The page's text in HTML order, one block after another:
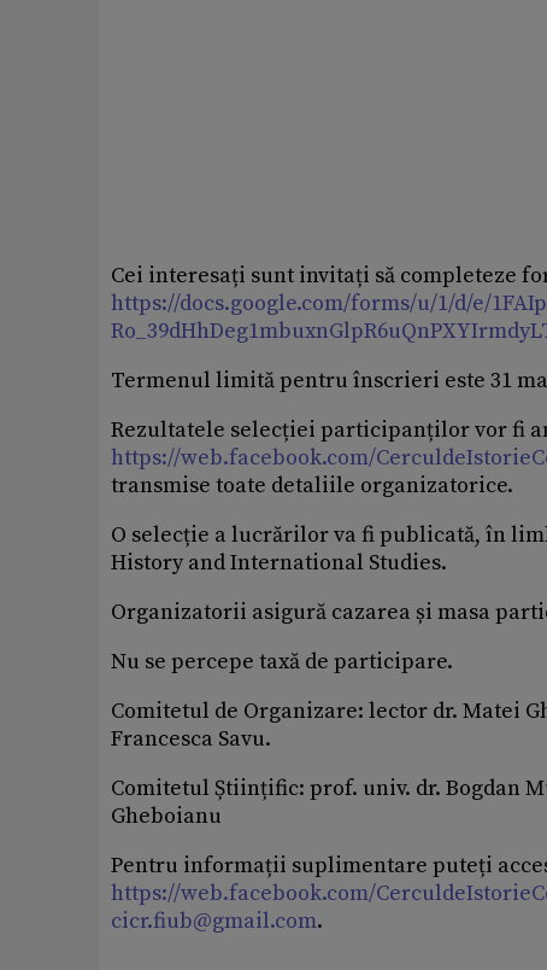
Cei interesați sunt invitați să completeze
https://docs.google.com/forms/u/1/d/e/
Termenul limită pentru înscrieri este 31
Rezultatele selecției participanților vor fi
https://web.facebook.com/
transmise toate detaliile organizatorice.
O selecție a lucrărilor va fi publicată, în
History and International Studies.
Organizatorii asigură cazarea și masa
Nu se percepe taxă de participare.
Comitetul de Organizare: lector dr. Matei
Francesca Savu.
Comitetul Științific: prof. univ. dr. Bogdan
Gheboianu
Pentru informații suplimentare puteți
https://web.facebook.com/
cicr.fiub@gmail.com.